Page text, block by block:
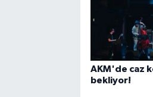
AKM'de caz
bekliyor!